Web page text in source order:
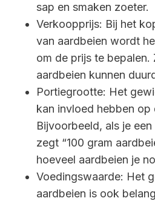
sap en smaken zoeter.
Verkoopprijs: Bij het
van aardbeien wordt
om de prijs te bepalen.
aardbeien kunnen
Portiegrootte: Het
kan invloed hebben
Bijvoorbeeld, als je
zegt “100 gram
hoeveel aardbeien je
Voedingswaarde: Het
aardbeien is ook